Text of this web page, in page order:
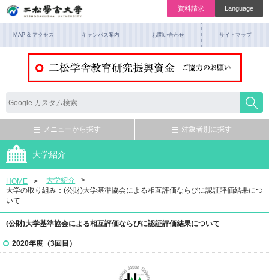
資料請求 Language
MAP & アクセス キャンパス案内 お問い合わせ サイトマップ
メニューから探す 対象者別に探す
大学紹介
HOME
大学紹介
大学の取り組み：(公財)大学基準協会による相互評価ならびに認証評価結果につ
いて
(公財)大学基準協会による相互評価ならびに認証評価結果について
2020年度（3回目）